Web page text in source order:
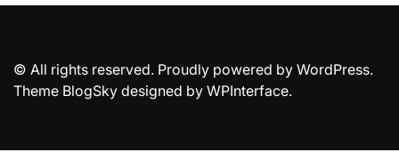
© All rights reserved. Proudly powered by WordPress.
Theme BlogSky designed by WPInterface.